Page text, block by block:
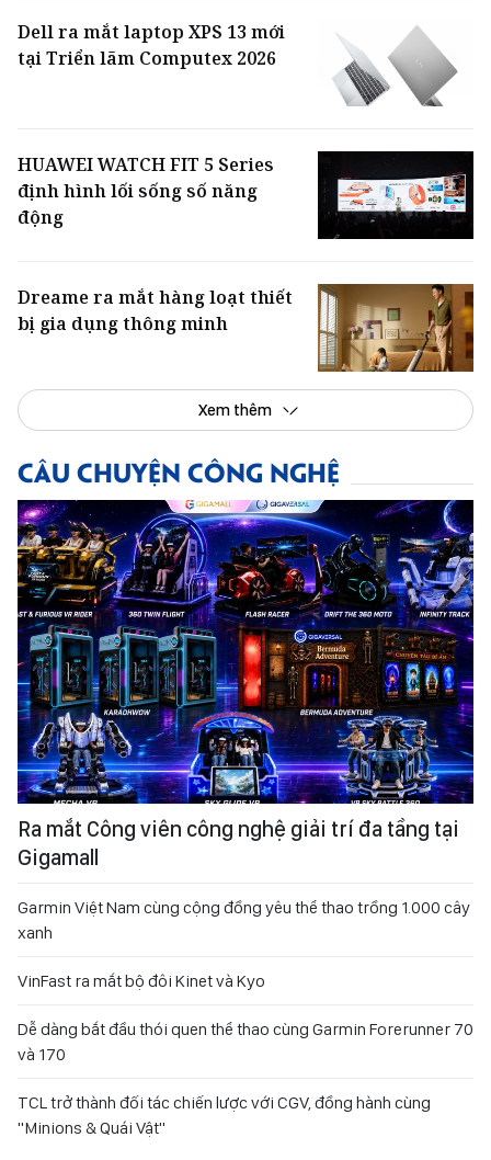
Dell ra mắt laptop XPS 13 mới
tại Triển lãm Computex 2026
HUAWEI WATCH FIT 5 Series
định hình lối sống số năng
động
Dreame ra mắt hàng loạt thiết
bị gia dụng thông minh
Xem thêm
CÂU CHUYỆN CÔNG NGHỆ
Ra mắt Công viên công nghệ giải trí đa tầng tại
Gigamall
Garmin Việt Nam cùng cộng đồng yêu thể thao trồng 1.000 cây
xanh
VinFast ra mắt bộ đôi Kinet và Kyo
Dễ dàng bắt đầu thói quen thể thao cùng Garmin Forerunner 70
và 170
TCL trở thành đối tác chiến lược với CGV, đồng hành cùng
"Minions & Quái Vật"